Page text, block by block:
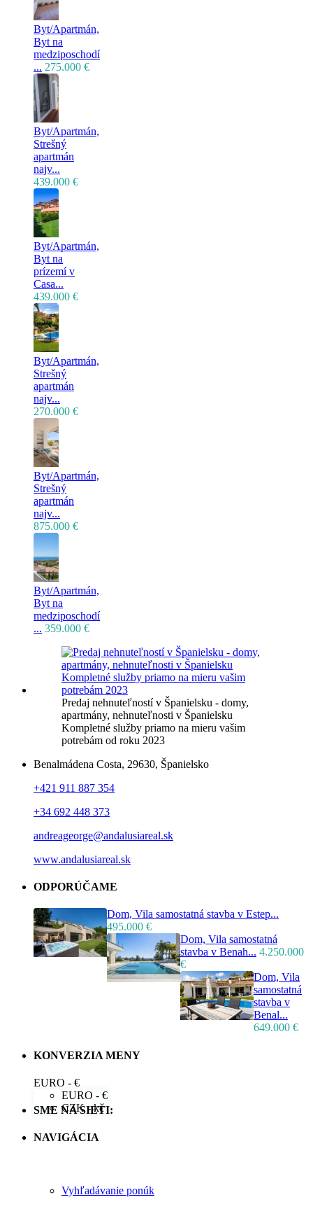
Byt/Apartmán,
Byt na
medziposchodí
... 275.000 €
Byt/Apartmán,
Strešný
apartmán
najv...
439.000 €
Byt/Apartmán,
Byt na
prízemí v
Casa...
439.000 €
Byt/Apartmán,
Strešný
apartmán
najv...
270.000 €
Byt/Apartmán,
Strešný
apartmán
najv...
875.000 €
Byt/Apartmán,
Byt na
medziposchodí
... 359.000 €
Predaj nehnuteľností v Španielsku - domy,
apartmány, nehnuteľnosti v Španielsku
Kompletné služby priamo na mieru vašim
potrebám od roku 2023
Benalmádena Costa, 29630, Španielsko
+421 911 887 354
+34 692 448 373
andreageorge@andalusiareal.sk
www.andalusiareal.sk
ODPORÚČAME
Dom, Vila samostatná stavba v Estep...
495.000 €
Dom, Vila samostatná
stavba v Benah... 4.250.000
€
Dom, Vila
samostatná
stavba v
Benal...
649.000 €
KONVERZIA MENY
EURO - €
EURO - €
CZK - kč
SME NA SIETI:
NAVIGÁCIA
Vyhľadávanie ponúk